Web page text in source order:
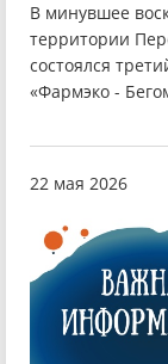
В минувшее
территории
состоялся
«Фармэко -
22 мая 2026